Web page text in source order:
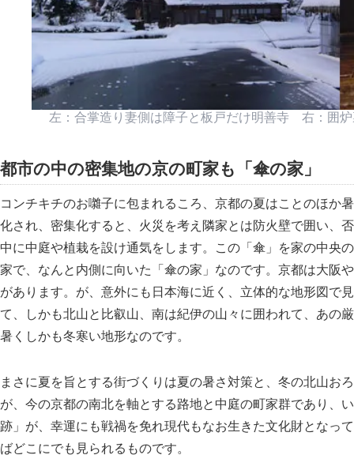
左：合掌造り妻側は障子と板戸だけ明善寺 右：囲
都市の中の密集地の京の町家も 傘の家
コンチキチのお囃子に包まれるころ、京都の夏はことのほか
化され、密集化すると、火災を考え隣家とは防火壁で囲い、
中に中庭や植栽を設け通気をします。この
傘
を家の中央
家で、なんと内側に向いた
傘の家
なのです。京都は大阪
があります。が、意外にも日本海に近く、立体的な地形図で
て、しかも北山と比叡山、南は紀伊の山々に囲われて、あの
暑くしかも冬寒い地形なのです。
まさに夏を旨とする街づくりは夏の暑さ対策と、冬の北山お
が、今の京都の南北を軸とする路地と中庭の町家群であり、
跡
が、幸運にも戦禍を免れ現代もなお生きた文化財となっ
ばどこにでも見られるものです。